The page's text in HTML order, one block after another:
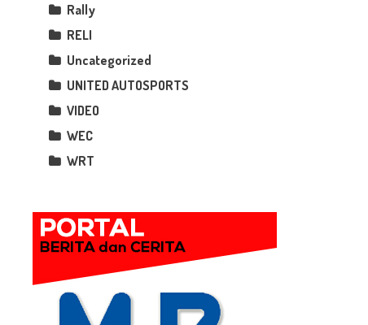
Rally
RELI
Uncategorized
UNITED AUTOSPORTS
VIDEO
WEC
WRT